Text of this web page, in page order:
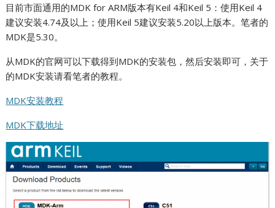
目前市面通用的MDK for ARM版本有Keil 4和Keil 5：使用Keil 4
建议安装4.74及以上；使用Keil 5建议安装5.20以上版本。笔者的
MDK是5.30。
从MDK的官网可以下载得到MDK的安装包，然后安装即可，关于
的MDK安装请看笔者的教程。
MDK安装教程
MDK下载地址